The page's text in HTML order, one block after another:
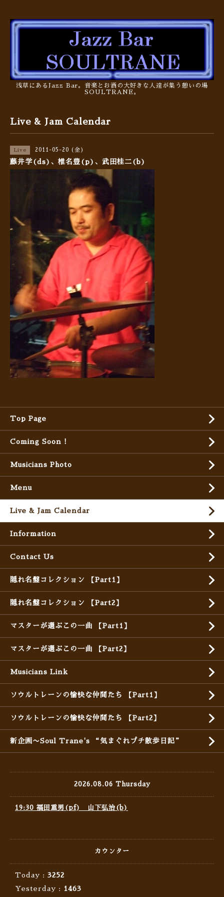
浅草にあるJazz Bar。音楽とお酒の大好きな人達が集う憩いの場
SOULTRANE。
Live & Jam Calendar
Live 2011-05-20 (金)
藤井学(ds)、椎名豊(p)、武田桂二(b)
Top Page
Coming Soon !
Musicians Photo
Menu
Live & Jam Calendar
Information
Contact Us
隠れ名盤コレクション 【Part1】
隠れ名盤コレクション 【Part2】
マスターが選ぶこの一曲 【Part1】
マスターが選ぶこの一曲 【Part2】
Musicians Link
ソウルトレーンの愉快な仲間たち 【Part1】
ソウルトレーンの愉快な仲間たち 【Part2】
新企画〜Soul Trane's “気まぐれプチ散歩日記”
2026.08.06 Thursday
19:30 福田重男(pf) 山下弘治(b)
カウンター
Today : 3252
Yesterday :
1463